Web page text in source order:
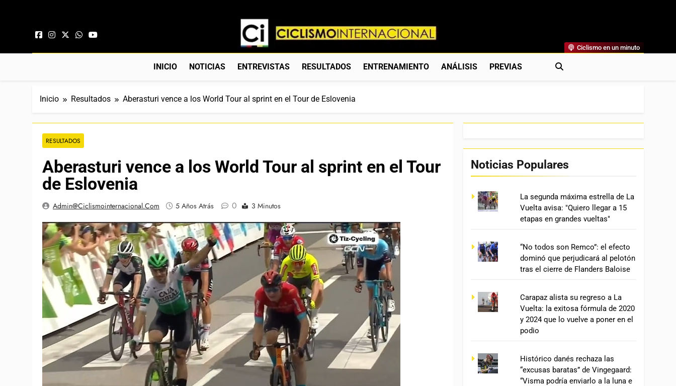
Ciclismo Internacional
Web Dedicada Al Ciclismo Mundial. Entrevistas, Análisis, Crónicas, Previas Y Más. La Web Ciclista De Referencia.
Ciclismo en un minuto
INICIO NOTICIAS ENTREVISTAS RESULTADOS ENTRENAMIENTO ANÁLISIS PREVIAS
Inicio Resultados Aberasturi vence a los World Tour al sprint en el Tour de Eslovenia
RESULTADOS
Aberasturi vence a los World Tour al sprint en el Tour
de Eslovenia
Admin@ciclismointernacional.com 5 Años Atrás 0 3 Minutos
Noticias Populares
La segunda máxima estrella de La
Vuelta avisa: "Quiero llegar a 15
etapas en grandes vueltas"
“No todos son Remco”: el efecto
dominó que perjudicará al pelotón
tras el cierre de Flanders Baloise
Carapaz alista su regreso a La
Vuelta: la exitosa fórmula de 2020
y 2024 que lo vuelve a poner en el
podio
Histórico danés rechaza las
“excusas baratas” de Vingegaard:
“Visma podría enviarlo a la luna e